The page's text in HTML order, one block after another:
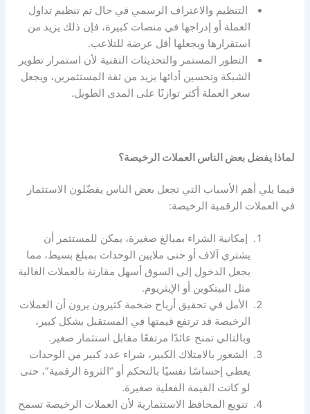
التنظيم والاعتراف الرسمي في حال تم تنظيم تداول
العملة أو إدراجها في منصات كبيرة، فإن ذلك يزيد من
استقرارها ويجعلها أقل عرضة للتلاعب.
التطور المستمر والتحديثات التقنية لأن استمرار تطوير
الشبكة وتحسين أدائها يزيد من ثقة المستثمرين، ويجعل
سعر العملة أكثر توازنًا على المدى الطويل.
لماذا يفضل بعض الناس العملات الرخيصة؟
فيما يلي أهم الأسباب التي تجعل بعض الناس يفضّلون الاستثمار
في العملات الرقمية الرخيصة:
إمكانية الشراء بمبالغ صغيرة، يمكن للمستثمر أن
يشتري آلاف أو حتى ملايين الوحدات بمبلغ بسيط، مما
يجعل الدخول إلى السوق أسهل مقارنة بالعملات الغالية
مثل البيتكوين أو الإيثريوم.
الأمل في تحقيق أرباح ضخمة كثيرون يرون أن العملات
الرخيصة قد ترتفع قيمتها في المستقبل بشكل كبير،
وبالتالي تمنح عائدًا مرتفعًا مقابل استثمار صغير.
الشعور بالامتلاك الكبير، شراء عدد كبير من الوحدات
يعطي إحساسًا نفسيًا بالتحكم أو “الثروة الرقمية”، حتى
لو كانت القيمة الفعلية صغيرة.
تنويع المحافظ الاستثمارية لأن العملات الرخيصة تسمح